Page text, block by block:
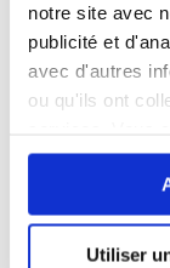
notre site avec
publicité et
avec d'autres
ou qu'ils ont
continuez à
Utiliser
de